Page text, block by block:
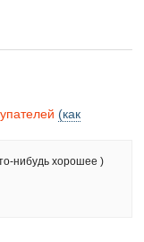
(как
нибудь хорошее )